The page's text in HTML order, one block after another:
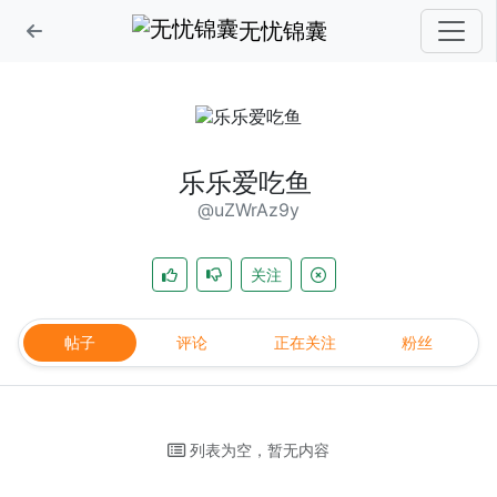
无忧锦囊
乐乐爱吃鱼
@uZWrAz9y
关注
帖子 评论 正在关注 粉丝
列表为空，暂无内容